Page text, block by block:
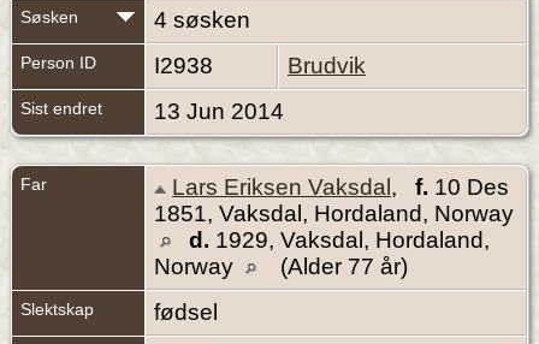
Søsken 4 søsken
Person ID I2938 Brudvik
Sist endret 13 Jun 2014
Far Lars Eriksen Vaksdal , f. 10 Des
1851, Vaksdal, Hordaland, Norway
d. 1929, Vaksdal, Hordaland,
Norway
(Alder 77 år)
Slektskap fødsel